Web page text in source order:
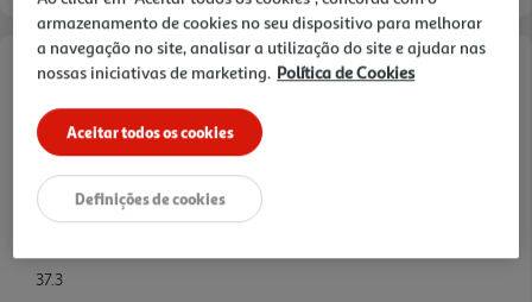
Documentação:
Características
37.3
armazenamento de cookies no seu dispositivo para melhorar
a navegação no site, analisar a utilização do site e ajudar nas
nossas iniciativas de marketing. Política de Cookies
Aceitar todos os cookies
Definições de cookies